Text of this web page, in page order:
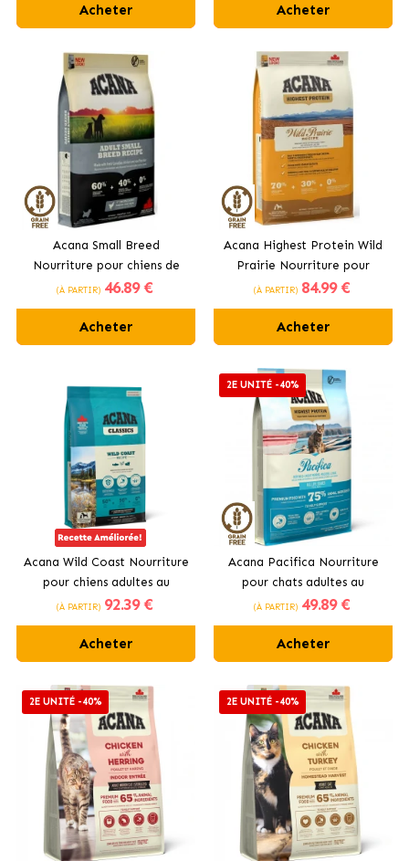
Acheter Acheter
Acana Small Breed
Nourriture pour chiens de
petites races au poulet
(À PARTIR) 46.89 €
Acheter
Acana Highest Protein Wild
Prairie Nourriture pour
chiens adultes
(À PARTIR) 84.99 €
Acheter
Acana Wild Coast Nourriture
pour chiens adultes au
saumon
(À PARTIR) 92.39 €
Acheter
2E UNITÉ -40%
Acana Pacifica Nourriture
pour chats adultes au
poisson
(À PARTIR) 49.89 €
Acheter
2E UNITÉ -40% 2E UNITÉ -40%